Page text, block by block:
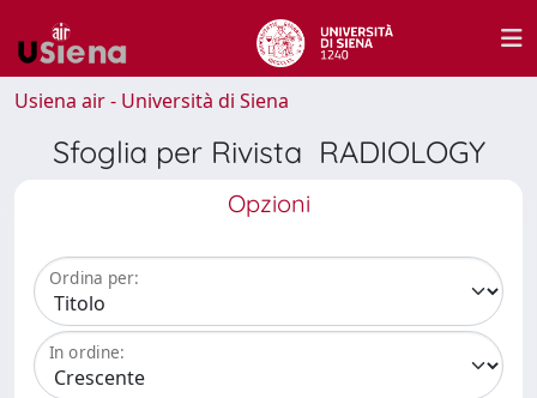
Usiena air - Università di Siena
Sfoglia per Rivista RADIOLOGY
Opzioni
Ordina per:
In ordine: